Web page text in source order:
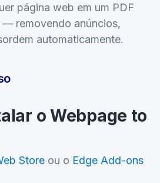
página web em um PDF
removendo anúncios,
automaticamente.
o Webpage to
Store ou o Edge Add-ons